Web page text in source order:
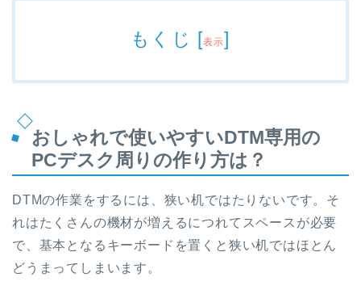
もくじ [表示]
おしゃれで使いやすいDTM専用の
PCデスク周りの作り方は？
DTMの作業をするには、狭い机ではたりないです。そ
れはたくさんの機材が増えるにつれてスペースが必要
で、基本となるキーボードを置くと狭い机ではほとん
どうまってしまいます。